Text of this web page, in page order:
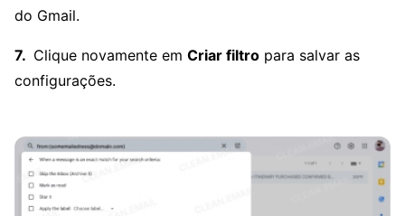
do Gmail.
Clique novamente em Criar filtro para salvar as
configurações.